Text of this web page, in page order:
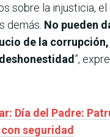
sobre la injusticia, el
demás. No pueden
de la
”,
Día del Padre:
seguridad